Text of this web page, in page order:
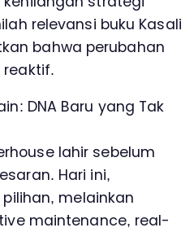
relevansi buku Kasali
bahwa perubahan
reaktif.
DNA Baru yang Tak
lahir sebelum
Hari ini,
melainkan
maintenance, real-